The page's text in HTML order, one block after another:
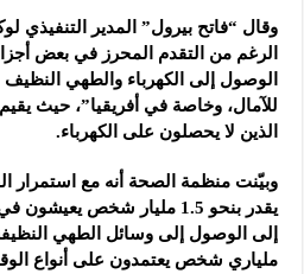
وقال “فاتح بيرول” المدير التنفيذي
الرغم من التقدم المحرز في بعض
الوصول إلى الكهرباء والطهي
الذين لا يحصلون على الكهرباء.
وبيّنت منظمة الصحة أنه مع استمرار
يقدر بنحو 1.5 مليار شخص
إلى الوصول إلى وسائل الطهي
ملياري شخص يعتمدون على أنواع